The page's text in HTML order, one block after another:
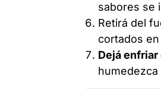
sabores se
Retirá del
cortados
Dejá enfriar
humedezca